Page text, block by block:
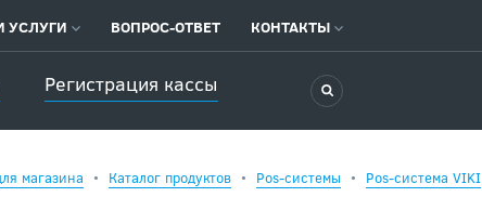
Регистрация кассы
УСЛУГИ ВОПРОС-ОТВЕТ КОНТАКТЫ
магазина Каталог продуктов Pos-системы Pos-система VIKI